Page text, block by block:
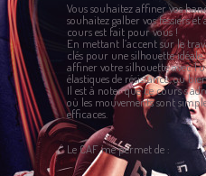
Vous souhaitez affiner vos
souhaitez galber vos fessiers
cours est fait pour vous !
En mettant l’accent sur le
clés pour une silhouette
affiner votre silhouette avec
élastiques de résistance, ou
Il est à noter que ce cours
où les mouvements sont
efficaces.
Le CAF me permet de :